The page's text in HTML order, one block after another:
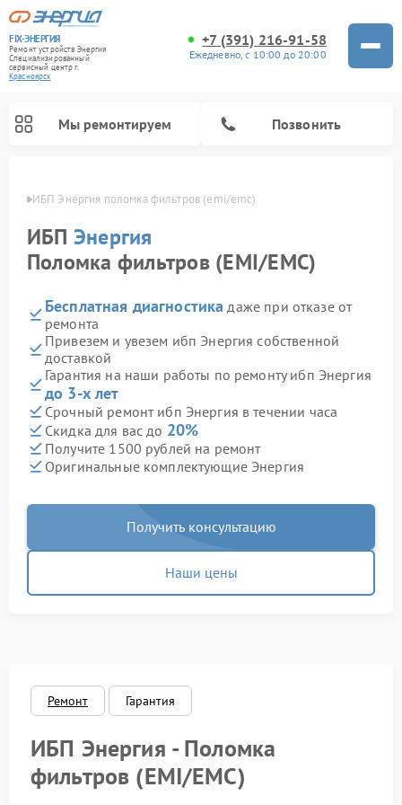
FIX-ЭНЕРГИЯ
Ремонт устройств Энергия
Специализированный
cервисный центр г.
Красноярск
+7 (391) 216-91-58
Ежедневно, с 10:00 до 20:00
Мы ремонтируем Позвонить
ИБП Энергия поломка фильтров (emi/emc)
ИБП Энергия
Поломка фильтров (EMI/EMC)
Бесплатная диагностика даже при отказе от
ремонта
Привезем и увезем ибп Энергия собственной
доставкой
Гарантия на наши работы по ремонту ибп Энергия
до 3-х лет
Срочный ремонт ибп Энергия в течении часа
Скидка для вас до 20%
Получите 1500 рублей на ремонт
Оригинальные комплектующие Энергия
Получить консультацию
Наши цены
Ремонт Гарантия
ИБП Энергия - Поломка
фильтров (EMI/EMC)